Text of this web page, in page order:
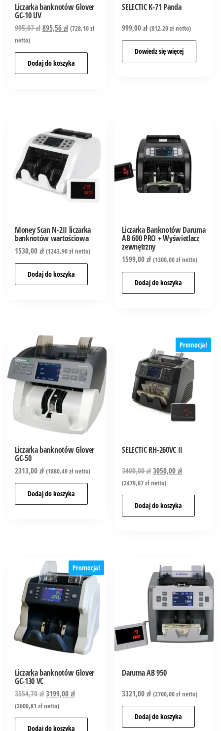
Liczarka banknotów Glover
GC-10 UV
995,07zł895,56zł (728,10zł
netto)
Dodaj do koszyka
SELECTIC K-71 Panda
999,00zł (812,20złnetto)
Dowiedz się więcej
Money Scan N-2II liczarka
banknotów wartościowa
1530,00zł (1243,90złnetto)
Dodaj do koszyka
Liczarka Banknotów Daruma
AB 600 PRO + Wyświetlacz
zewnętrzny
1599,00zł (1300,00złnetto)
Dodaj do koszyka
Liczarka banknotów Glover
GC-50
2313,00zł (1880,49złnetto)
Dodaj do koszyka
Promocja!
SELECTIC RH-260VC II
3400,00zł3050,00zł
(2479,67złnetto)
Dodaj do koszyka
Promocja!
Liczarka banknotów Glover
GC-130 VC
3554,70zł3199,00zł
(2600,81 złnetto)
Dodaj do koszyka
Daruma AB 950
3321,00zł (2700,00złnetto)
Dodaj do koszyka